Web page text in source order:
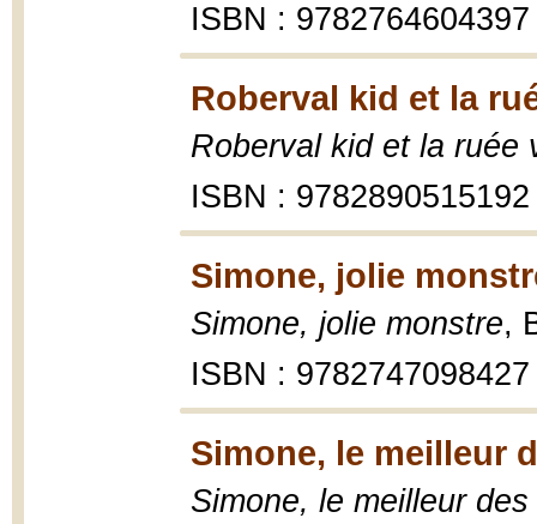
ISBN : 9782764604397
Roberval kid et la
Roberval kid et la ruée
ISBN : 9782890515192
Simone, jolie
Simone, jolie monstre,
ISBN : 9782747098427
Simone, le meilleur
Simone, le meilleur